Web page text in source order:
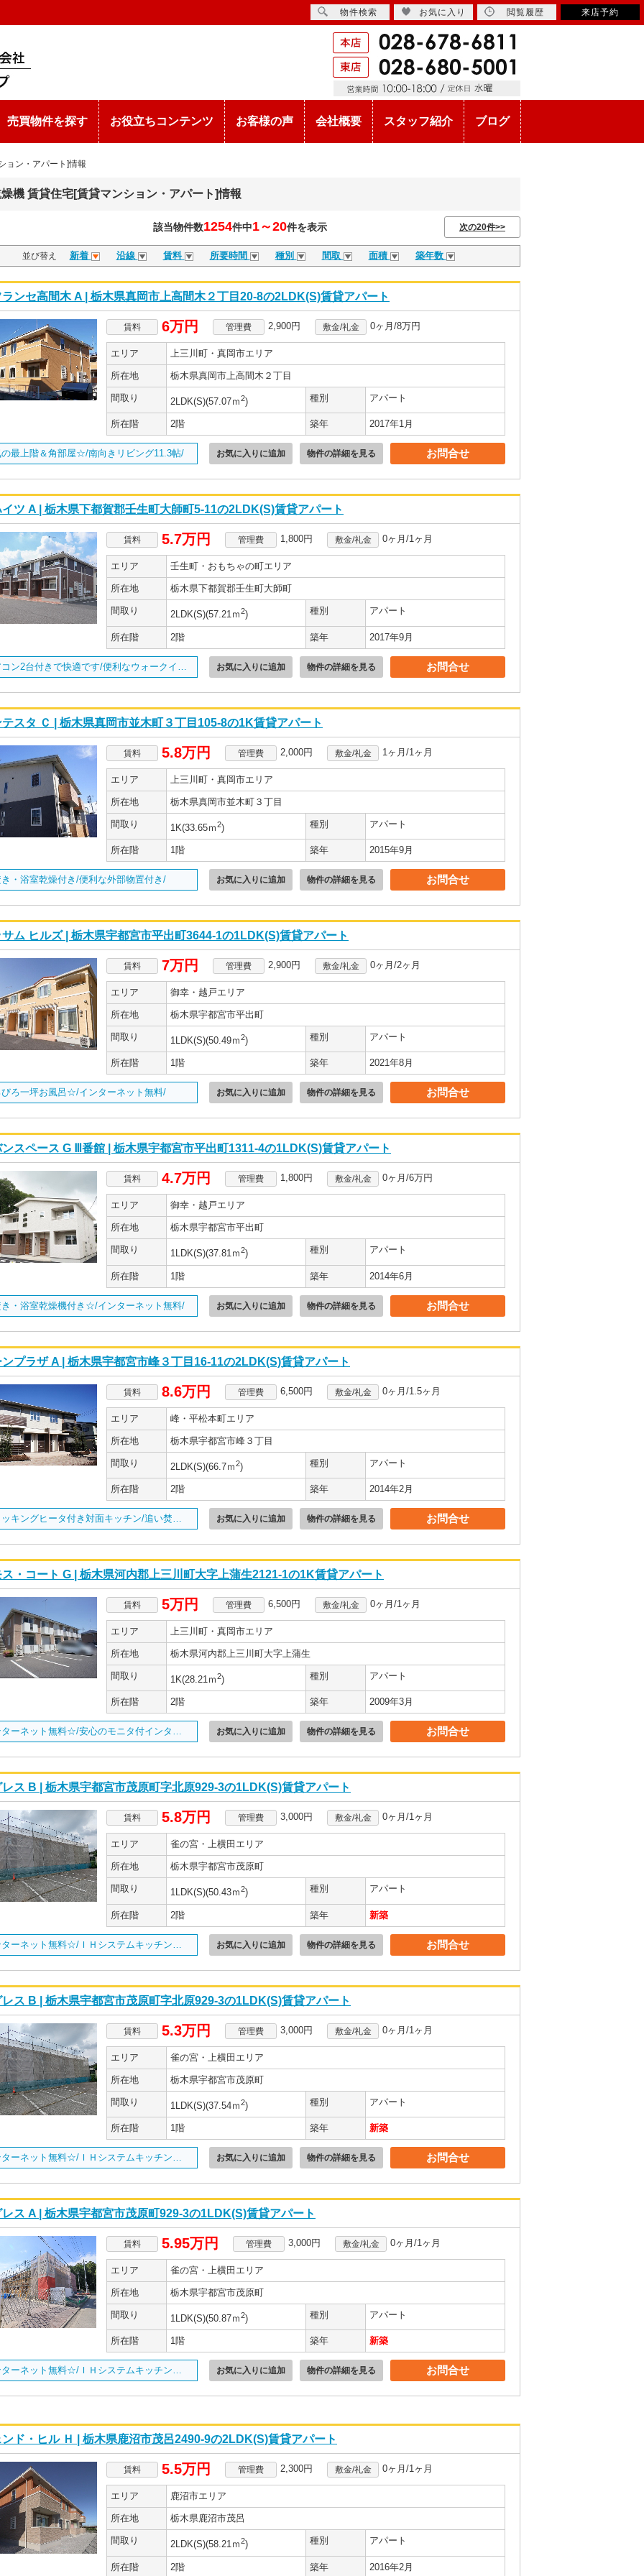
物件検索 お気に入り 閲覧履歴 来店予約
売買物件を探す お役立ちコンテンツ お客様の声 会社概要 スタッフ紹介 ブログ
ョン・アパート]情報
機 賃貸住宅[賃貸マンション・アパート]情報
該当物件数1254件中1～20件を表示 次の20件>>
並び替え 新着 沿線 賃料 所要時間 種別 間取 面積 築年数
ンセ高間木 A | 栃木県真岡市上高間木２丁目20-8の2LDK(S)賃貸アパート
賃料 6万円 管理費 2,900円 敷金/礼金 0ヶ月/8万円
エリア 上三川町・真岡市エリア
所在地 栃木県真岡市上高間木２丁目
間取り 2LDK(S)(57.07ｍ2) 種別 アパート
所在階 2階 築年 2017年1月
最上階＆角部屋☆/南向きリビング11.3帖/ お問合せ
物件の詳細を見る
お気に入りに追加
ツ A | 栃木県下都賀郡壬生町大師町5-11の2LDK(S)賃貸アパート
賃料 5.7万円 管理費 1,800円 敷金/礼金 0ヶ月/1ヶ月
エリア 壬生町・おもちゃの町エリア
所在地 栃木県下都賀郡壬生町大師町
間取り 2LDK(S)(57.21ｍ2) 種別 アパート
所在階 2階 築年 2017年9月
お問合せ
物件の詳細を見る
お気に入りに追加
スタ Ｃ | 栃木県真岡市並木町３丁目105-8の1K賃貸アパート
賃料 5.8万円 管理費 2,000円 敷金/礼金 1ヶ月/1ヶ月
エリア 上三川町・真岡市エリア
所在地 栃木県真岡市並木町３丁目
間取り 1K(33.65ｍ2) 種別 アパート
所在階 1階 築年 2015年9月
・浴室乾燥付き/便利な外部物置付き/ お問合せ
物件の詳細を見る
お気に入りに追加
ム ヒルズ | 栃木県宇都宮市平出町3644-1の1LDK(S)賃貸アパート
賃料 7万円 管理費 2,900円 敷金/礼金 0ヶ月/2ヶ月
エリア 御幸・越戸エリア
所在地 栃木県宇都宮市平出町
間取り 1LDK(S)(50.49ｍ2) 種別 アパート
所在階 1階 築年 2021年8月
びろ一坪お風呂☆/インターネット無料/ お問合せ
物件の詳細を見る
お気に入りに追加
スペース G Ⅲ番館 | 栃木県宇都宮市平出町1311-4の1LDK(S)賃貸アパート
賃料 4.7万円 管理費 1,800円 敷金/礼金 0ヶ月/6万円
エリア 御幸・越戸エリア
所在地 栃木県宇都宮市平出町
間取り 1LDK(S)(37.81ｍ2) 種別 アパート
所在階 1階 築年 2014年6月
・浴室乾燥機付き☆/インターネット無料/ お問合せ
物件の詳細を見る
お気に入りに追加
プラザ A | 栃木県宇都宮市峰３丁目16-11の2LDK(S)賃貸アパート
賃料 8.6万円 管理費 6,500円 敷金/礼金 0ヶ月/1.5ヶ月
エリア 峰・平松本町エリア
所在地 栃木県宇都宮市峰３丁目
間取り 2LDK(S)(66.7ｍ2) 種別 アパート
所在階 2階 築年 2014年2月
お問合せ
物件の詳細を見る
お気に入りに追加
・コート G | 栃木県河内郡上三川町大字上蒲生2121-1の1K賃貸アパート
賃料 5万円 管理費 6,500円 敷金/礼金 0ヶ月/1ヶ月
エリア 上三川町・真岡市エリア
所在地 栃木県河内郡上三川町大字上蒲生
間取り 1K(28.21ｍ2) 種別 アパート
所在階 2階 築年 2009年3月
インターネット無料☆/安心のモニタ付インターホン/ お問合せ
物件の詳細を見る
お気に入りに追加
ス B | 栃木県宇都宮市茂原町字北原929-3の1LDK(S)賃貸アパート
賃料 5.8万円 管理費 3,000円 敷金/礼金 0ヶ月/1ヶ月
エリア 雀の宮・上横田エリア
所在地 栃木県宇都宮市茂原町
間取り 1LDK(S)(50.43ｍ2) 種別 アパート
所在階 2階 築年 新築
お問合せ
物件の詳細を見る
お気に入りに追加
ス B | 栃木県宇都宮市茂原町字北原929-3の1LDK(S)賃貸アパート
賃料 5.3万円 管理費 3,000円 敷金/礼金 0ヶ月/1ヶ月
エリア 雀の宮・上横田エリア
所在地 栃木県宇都宮市茂原町
間取り 1LDK(S)(37.54ｍ2) 種別 アパート
所在階 1階 築年 新築
お問合せ
物件の詳細を見る
お気に入りに追加
ス A | 栃木県宇都宮市茂原町929-3の1LDK(S)賃貸アパート
賃料 5.95万円 管理費 3,000円 敷金/礼金 0ヶ月/1ヶ月
エリア 雀の宮・上横田エリア
所在地 栃木県宇都宮市茂原町
間取り 1LDK(S)(50.87ｍ2) 種別 アパート
所在階 1階 築年 新築
インターネット無料☆/ＩＨシステムキッチン完備/ お問合せ
物件の詳細を見る
お気に入りに追加
ド・ヒル Ｈ | 栃木県鹿沼市茂呂2490-9の2LDK(S)賃貸アパート
賃料 5.5万円 管理費 2,300円 敷金/礼金 0ヶ月/1ヶ月
エリア 鹿沼市エリア
所在地 栃木県鹿沼市茂呂
間取り 2LDK(S)(58.21ｍ2) 種別 アパート
所在階 2階 築年 2016年2月